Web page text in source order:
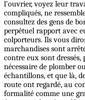
l’ouvrier, voyez leur
compliqués, ne
consultez des gens de
perpétuel rapport avec
colporteurs. Ils vous
marchandises sont
contre eux sont
nécessaire de plomber
échantillons, et que là,
route ont regardé, au
formalité comme une